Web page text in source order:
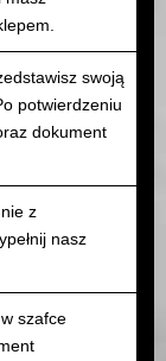
swoją
potwierdzeniu
dokument
z
nasz
szafce